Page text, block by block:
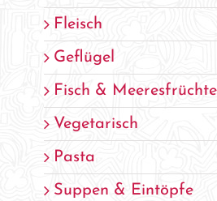
Fleisch
Geflügel
Fisch & Meeresfrüchte
Vegetarisch
Pasta
Suppen & Eintöpfe